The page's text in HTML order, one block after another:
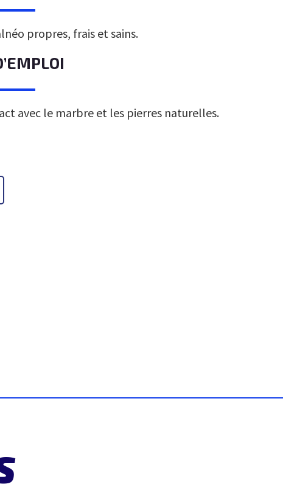
propres, frais et sains.
avec le marbre et les pierres naturelles.